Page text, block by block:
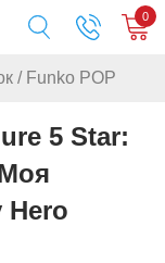
0
/ Funko POP
5 Star:
Hero